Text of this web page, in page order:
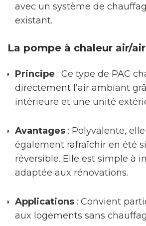
avec un système de
existant.
La pompe à chaleur air/air
Principe : Ce type de PAC
directement l’air ambiant
intérieure et une unité
Avantages : Polyvalente,
également rafraîchir en été
réversible. Elle est simple à
adaptée aux rénovations.
Applications : Convient
aux logements sans